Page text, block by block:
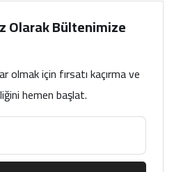
Olarak Bültenimize
olmak için fırsatı kaçırma ve
hemen başlat.